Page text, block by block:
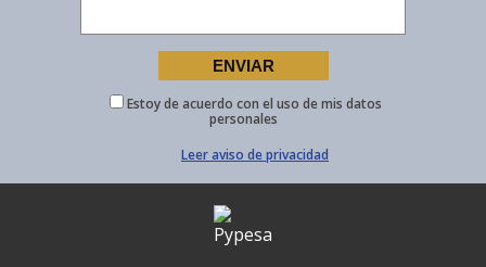
Estoy de acuerdo con el uso de mis datos
personales
Leer aviso de privacidad